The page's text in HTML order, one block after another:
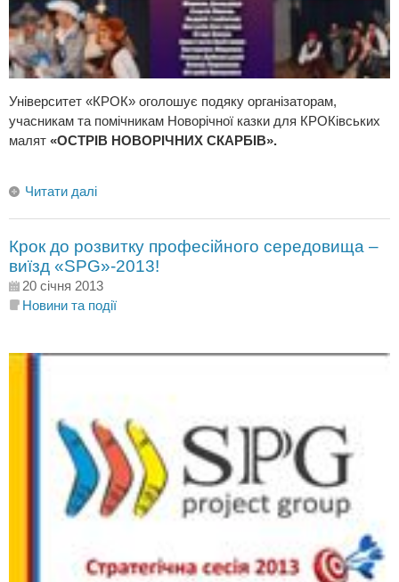
Університет «КРОК» оголошує подяку організаторам,
учасникам та помічникам Новорічної казки для КРОКівських
малят «ОСТРІВ НОВОРІЧНИХ СКАРБІВ».
Читати далі
Крок до розвитку професійного середовища –
виїзд «SPG»-2013!
20 січня 2013
Новини та події